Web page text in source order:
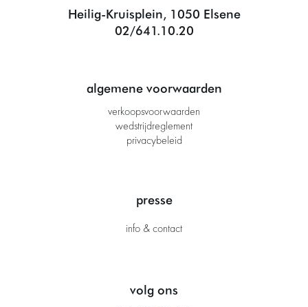
Heilig-Kruisplein, 1050 Elsene
02/641.10.20
algemene voorwaarden
verkoopsvoorwaarden
wedstrijdreglement
privacybeleid
presse
info & contact
volg ons